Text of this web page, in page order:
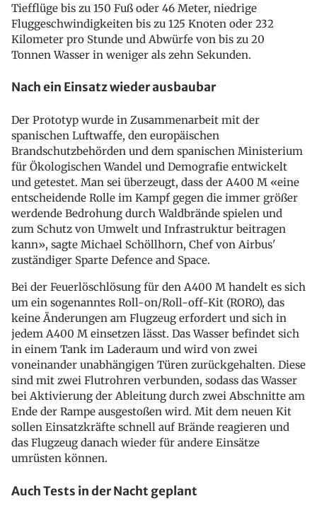
Tiefflüge bis zu 150 Fuß oder 46 Meter, niedrige
Fluggeschwindigkeiten bis zu 125 Knoten oder 232
Kilometer pro Stunde und Abwürfe von bis zu 20
Tonnen Wasser in weniger als zehn Sekunden.
Nach ein Einsatz wieder ausbaubar
Der Prototyp wurde in Zusammenarbeit mit der
spanischen Luftwaffe, den europäischen
Brandschutzbehörden und dem spanischen Ministerium
für Ökologischen Wandel und Demografie entwickelt
und getestet. Man sei überzeugt, dass der A400 M «eine
entscheidende Rolle im Kampf gegen die immer größer
werdende Bedrohung durch Waldbrände spielen und
zum Schutz von Umwelt und Infrastruktur beitragen
kann», sagte Michael Schöllhorn, Chef von Airbus'
zuständiger Sparte Defence and Space.
Bei der Feuerlöschlösung für den A400 M handelt es sich
um ein sogenanntes Roll-on/Roll-off-Kit (RORO), das
keine Änderungen am Flugzeug erfordert und sich in
jedem A400 M einsetzen lässt. Das Wasser befindet sich
in einem Tank im Laderaum und wird von zwei
voneinander unabhängigen Türen zurückgehalten. Diese
sind mit zwei Flutrohren verbunden, sodass das Wasser
bei Aktivierung der Ableitung durch zwei Abschnitte am
Ende der Rampe ausgestoßen wird. Mit dem neuen Kit
sollen Einsatzkräfte schnell auf Brände reagieren und
das Flugzeug danach wieder für andere Einsätze
umrüsten können.
Auch Tests in der Nacht geplant